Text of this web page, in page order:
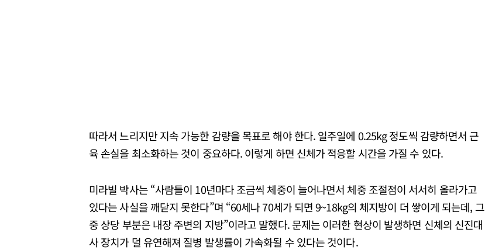
따라서 느리지만 지속 가능한 감량을 목표로 해야 한다. 일주일에 0.25kg 정도씩 감량하면서 근
육 손실을 최소화하는 것이 중요하다. 이렇게 하면 신체가 적응할 시간을 가질 수 있다.
미라빌 박사는 “사람들이 10년마다 조금씩 체중이 늘어나면서 체중 조절점이 서서히 올라가고
있다는 사실을 깨닫지 못한다”며 “60세나 70세가 되면 9~18kg의 체지방이 더 쌓이게 되는데, 그
중 상당 부분은 내장 주변의 지방”이라고 말했다. 문제는 이러한 현상이 발생하면 신체의 신진대
사 장치가 덜 유연해져 질병 발생률이 가속화될 수 있다는 것이다.